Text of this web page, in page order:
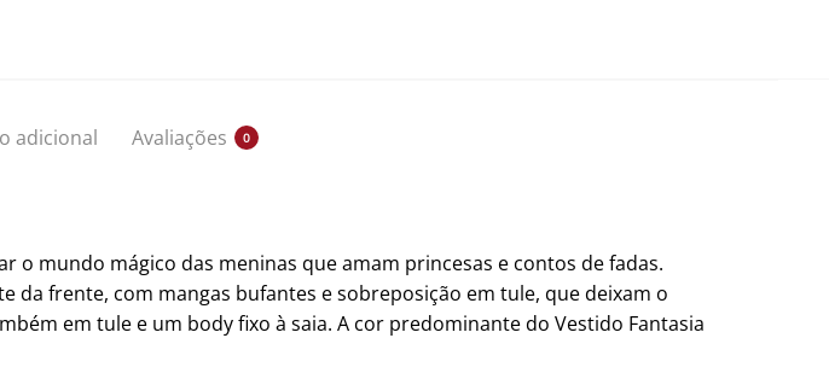
adicional Avaliações 0
o mundo mágico das meninas que amam princesas e contos de fadas.
da frente, com mangas bufantes esobreposição em tule, que deixam o
em tule e um body fixo à saia. A cor predominante do Vestido Fantasia